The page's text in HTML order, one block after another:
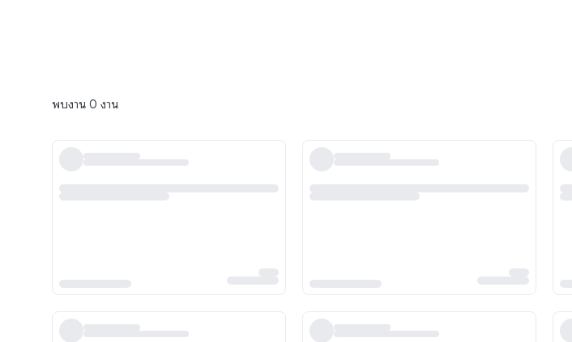
พบงาน 0 งาน